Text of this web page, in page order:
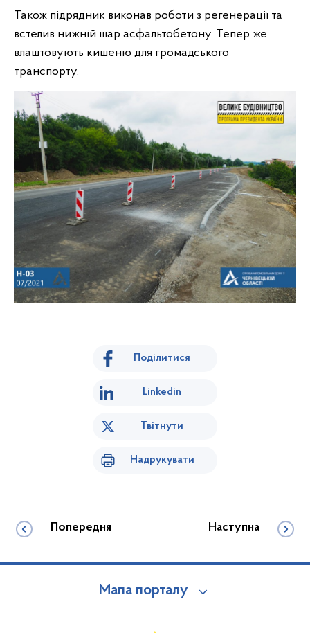
Також підрядник виконав роботи з регенерації та
встелив нижній шар асфальтобетону. Тепер же
влаштовують кишеню для громадського
транспорту.
Поділитися
Linkedin
Твітнути
Надрукувати
Попередня Наступна
Мапа порталу